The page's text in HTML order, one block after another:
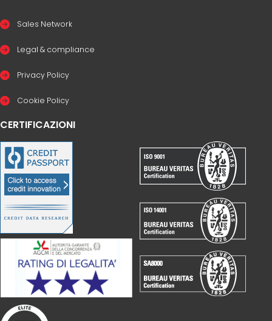
Sales Network
Legal & compliance
Privacy Policy
Cookie Policy
CERTIFICAZIONI